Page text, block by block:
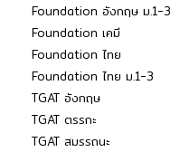
Foundation อังกฤษ ม.1-3
Foundation เคมี
Foundation ไทย
Foundation ไทย ม.1-3
TGAT อังกฤษ
TGAT ตรรกะ
TGAT สมรรถนะ